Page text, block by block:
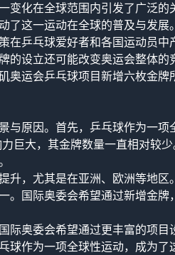
变化在全球范围内引发了广泛的
了这一运动在全球的普及与发展
在乒乓球爱好者和各国运动员中
的设立还可能改变奥运会整体
奥运会乒乓球项目新增六枚金牌
与原因。首先，乒乓球作为一项
巨大，其金牌数量一直相对较
升，尤其是在亚洲、欧洲等地区
。国际奥委会希望通过新增金
际奥委会希望通过更丰富的项目
球作为一项全球性运动，成为了